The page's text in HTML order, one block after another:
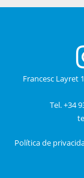
Francesc Layret
Tel. +34
Política de